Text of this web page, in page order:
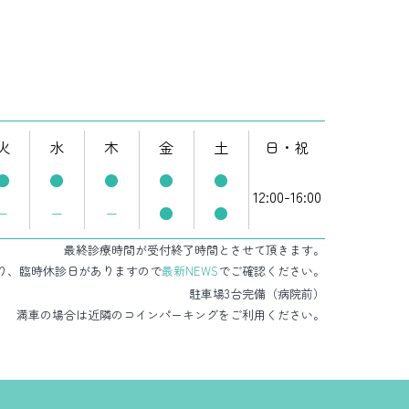
水 木 金 土
日・祝
● ● ● ●
12:00-16:00
− − ● ●
最終診療時間が受付終了時間とさせて頂きます。
、臨時休診日がありますので最新NEWSでご確認ください。
駐車場3台完備（病院前）
満車の場合は近隣のコインパーキングをご利用ください。